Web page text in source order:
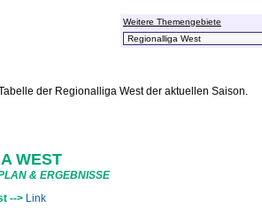
Weitere Themengebiete
der Regionalliga West der aktuellen Saison.
WEST
& ERGEBNISSE
--> Link